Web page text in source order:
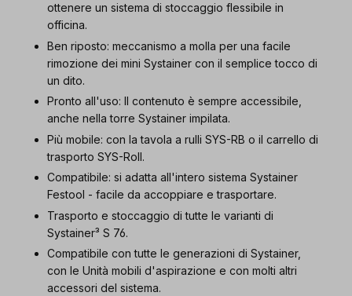
ottenere un sistema di stoccaggio flessibile in
officina.
Ben riposto: meccanismo a molla per una facile
rimozione dei mini Systainer con il semplice tocco di
un dito.
Pronto all'uso: Il contenuto è sempre accessibile,
anche nella torre Systainer impilata.
Più mobile: con la tavola a rulli SYS-RB o il carrello di
trasporto SYS-Roll.
Compatibile: si adatta all'intero sistema Systainer
Festool - facile da accoppiare e trasportare.
Trasporto e stoccaggio di tutte le varianti di
Systainer³ S 76.
Compatibile con tutte le generazioni di Systainer,
con le Unità mobili d'aspirazione e con molti altri
accessori del sistema.